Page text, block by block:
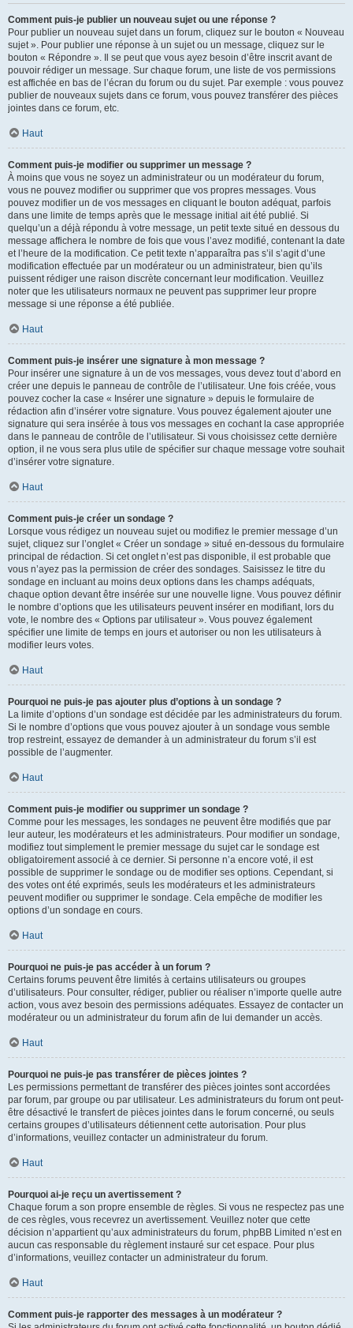
Comment puis-je publier un nouveau sujet ou une réponse ?
Pour publier un nouveau sujet dans un forum, cliquez sur le bouton « Nouveau
sujet ». Pour publier une réponse à un sujet ou un message, cliquez sur le
bouton « Répondre ». Il se peut que vous ayez besoin d’être inscrit avant de
pouvoir rédiger un message. Sur chaque forum, une liste de vos permissions
est affichée en bas de l’écran du forum ou du sujet. Par exemple : vous pouvez
publier de nouveaux sujets dans ce forum, vous pouvez transférer des pièces
jointes dans ce forum, etc.
Haut
Comment puis-je modifier ou supprimer un message ?
À moins que vous ne soyez un administrateur ou un modérateur du forum,
vous ne pouvez modifier ou supprimer que vos propres messages. Vous
pouvez modifier un de vos messages en cliquant le bouton adéquat, parfois
dans une limite de temps après que le message initial ait été publié. Si
quelqu’un a déjà répondu à votre message, un petit texte situé en dessous du
message affichera le nombre de fois que vous l’avez modifié, contenant la date
et l’heure de la modification. Ce petit texte n’apparaîtra pas s’il s’agit d’une
modification effectuée par un modérateur ou un administrateur, bien qu’ils
puissent rédiger une raison discrète concernant leur modification. Veuillez
noter que les utilisateurs normaux ne peuvent pas supprimer leur propre
message si une réponse a été publiée.
Haut
Comment puis-je insérer une signature à mon message ?
Pour insérer une signature à un de vos messages, vous devez tout d’abord en
créer une depuis le panneau de contrôle de l’utilisateur. Une fois créée, vous
pouvez cocher la case « Insérer une signature » depuis le formulaire de
rédaction afin d’insérer votre signature. Vous pouvez également ajouter une
signature qui sera insérée à tous vos messages en cochant la case appropriée
dans le panneau de contrôle de l’utilisateur. Si vous choisissez cette dernière
option, il ne vous sera plus utile de spécifier sur chaque message votre souhait
d’insérer votre signature.
Haut
Comment puis-je créer un sondage ?
Lorsque vous rédigez un nouveau sujet ou modifiez le premier message d’un
sujet, cliquez sur l’onglet « Créer un sondage » situé en-dessous du formulaire
principal de rédaction. Si cet onglet n’est pas disponible, il est probable que
vous n’ayez pas la permission de créer des sondages. Saisissez le titre du
sondage en incluant au moins deux options dans les champs adéquats,
chaque option devant être insérée sur une nouvelle ligne. Vous pouvez définir
le nombre d’options que les utilisateurs peuvent insérer en modifiant, lors du
vote, le nombre des « Options par utilisateur ». Vous pouvez également
spécifier une limite de temps en jours et autoriser ou non les utilisateurs à
modifier leurs votes.
Haut
Pourquoi ne puis-je pas ajouter plus d’options à un sondage ?
La limite d’options d’un sondage est décidée par les administrateurs du forum.
Si le nombre d’options que vous pouvez ajouter à un sondage vous semble
trop restreint, essayez de demander à un administrateur du forum s’il est
possible de l’augmenter.
Haut
Comment puis-je modifier ou supprimer un sondage ?
Comme pour les messages, les sondages ne peuvent être modifiés que par
leur auteur, les modérateurs et les administrateurs. Pour modifier un sondage,
modifiez tout simplement le premier message du sujet car le sondage est
obligatoirement associé à ce dernier. Si personne n’a encore voté, il est
possible de supprimer le sondage ou de modifier ses options. Cependant, si
des votes ont été exprimés, seuls les modérateurs et les administrateurs
peuvent modifier ou supprimer le sondage. Cela empêche de modifier les
options d’un sondage en cours.
Haut
Pourquoi ne puis-je pas accéder à un forum ?
Certains forums peuvent être limités à certains utilisateurs ou groupes
d’utilisateurs. Pour consulter, rédiger, publier ou réaliser n’importe quelle autre
action, vous avez besoin des permissions adéquates. Essayez de contacter un
modérateur ou un administrateur du forum afin de lui demander un accès.
Haut
Pourquoi ne puis-je pas transférer de pièces jointes ?
Les permissions permettant de transférer des pièces jointes sont accordées
par forum, par groupe ou par utilisateur. Les administrateurs du forum ont peut-
être désactivé le transfert de pièces jointes dans le forum concerné, ou seuls
certains groupes d’utilisateurs détiennent cette autorisation. Pour plus
d’informations, veuillez contacter un administrateur du forum.
Haut
Pourquoi ai-je reçu un avertissement ?
Chaque forum a son propre ensemble de règles. Si vous ne respectez pas une
de ces règles, vous recevrez un avertissement. Veuillez noter que cette
décision n’appartient qu’aux administrateurs du forum, phpBB Limited n’est en
aucun cas responsable du règlement instauré sur cet espace. Pour plus
d’informations, veuillez contacter un administrateur du forum.
Haut
Comment puis-je rapporter des messages à un modérateur ?